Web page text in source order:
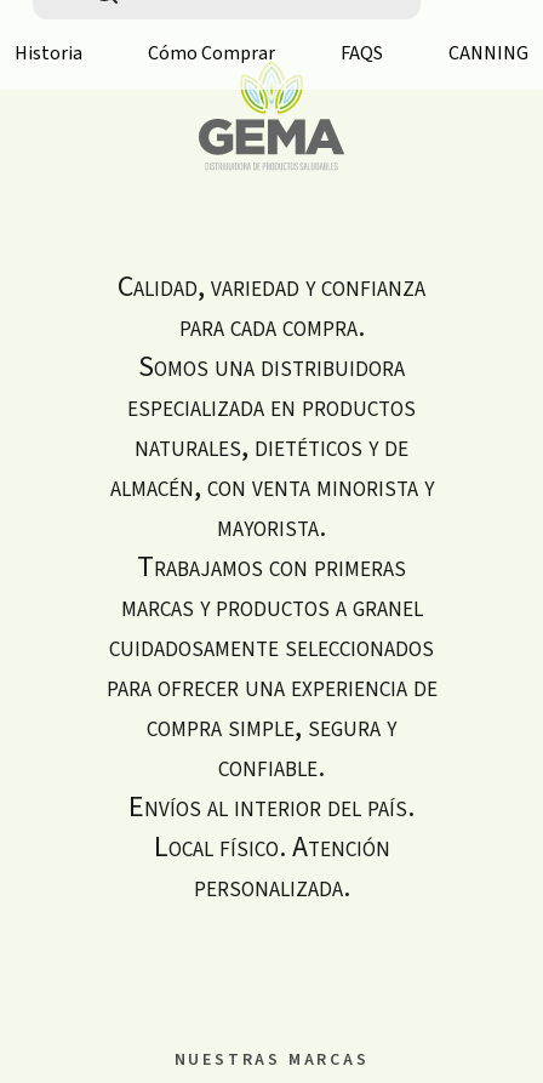
Calidad, variedad y confianza
para cada compra.
Somos una distribuidora
especializada en productos
naturales, dietéticos y de
almacén, con venta minorista y
mayorista.
Trabajamos con primeras
marcas y productos a granel
cuidadosamente seleccionados
para ofrecer una experiencia de
compra simple, segura y
confiable.
Envíos al interior del país.
Local físico. Atención
personalizada.
NUESTRAS MARCAS
Historia Cómo Comprar FAQS CANNING